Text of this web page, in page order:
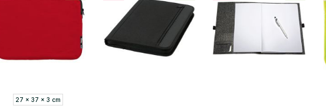
27 x 37 x 3 cm